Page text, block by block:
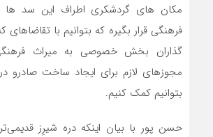
مکان های گردشکری اطراف این سد ها
فرهنگی قرار بگیره که بتوانیم با
گذاران بخش خصوصی به میراث
مجوزهای لازم برای ایجاد ساخت صادرو
بتوانیم کمک کنیم.
حسن پور با بیان اینکه دره شیرِز